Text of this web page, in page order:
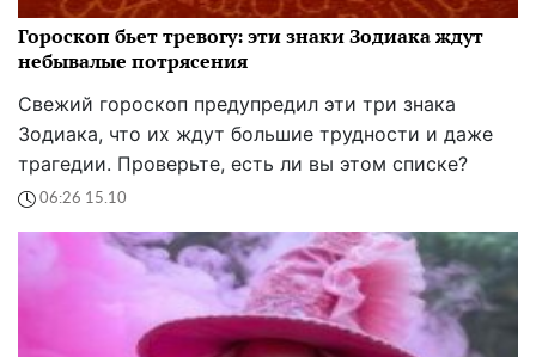
Гороскоп бьет тревогу: эти знаки Зодиака ждут
небывалые потрясения
Свежий гороскоп предупредил эти три знака
Зодиака, что их ждут большие трудности и даже
трагедии. Проверьте, есть ли вы этом списке?
06:26 15.10